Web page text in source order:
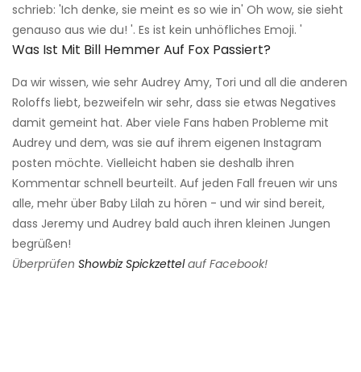
schrieb: 'Ich denke, sie meint es so wie in' Oh wow, sie sieht
genauso aus wie du! '. Es ist kein unhöfliches Emoji. '
Was Ist Mit Bill Hemmer Auf Fox Passiert?
Da wir wissen, wie sehr Audrey Amy, Tori und all die anderen
Roloffs liebt, bezweifeln wir sehr, dass sie etwas Negatives
damit gemeint hat. Aber viele Fans haben Probleme mit
Audrey und dem, was sie auf ihrem eigenen Instagram
posten möchte. Vielleicht haben sie deshalb ihren
Kommentar schnell beurteilt. Auf jeden Fall freuen wir uns
alle, mehr über Baby Lilah zu hören - und wir sind bereit,
dass Jeremy und Audrey bald auch ihren kleinen Jungen
begrüßen!
Überprüfen Showbiz Spickzettelauf Facebook!